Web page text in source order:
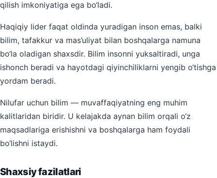
qilish imkoniyatiga ega bo‘ladi.
Haqiqiy lider faqat oldinda yuradigan inson emas, balki
bilim, tafakkur va mas’uliyat bilan boshqalarga namuna
bo‘la oladigan shaxsdir. Bilim insonni yuksaltiradi, unga
ishonch beradi va hayotdagi qiyinchiliklarni yengib o‘tishga
yordam beradi.
Nilufar uchun bilim — muvaffaqiyatning eng muhim
kalitlaridan biridir. U kelajakda aynan bilim orqali o‘z
maqsadlariga erishishni va boshqalarga ham foydali
bo‘lishni istaydi.
Shaxsiy fazilatlari